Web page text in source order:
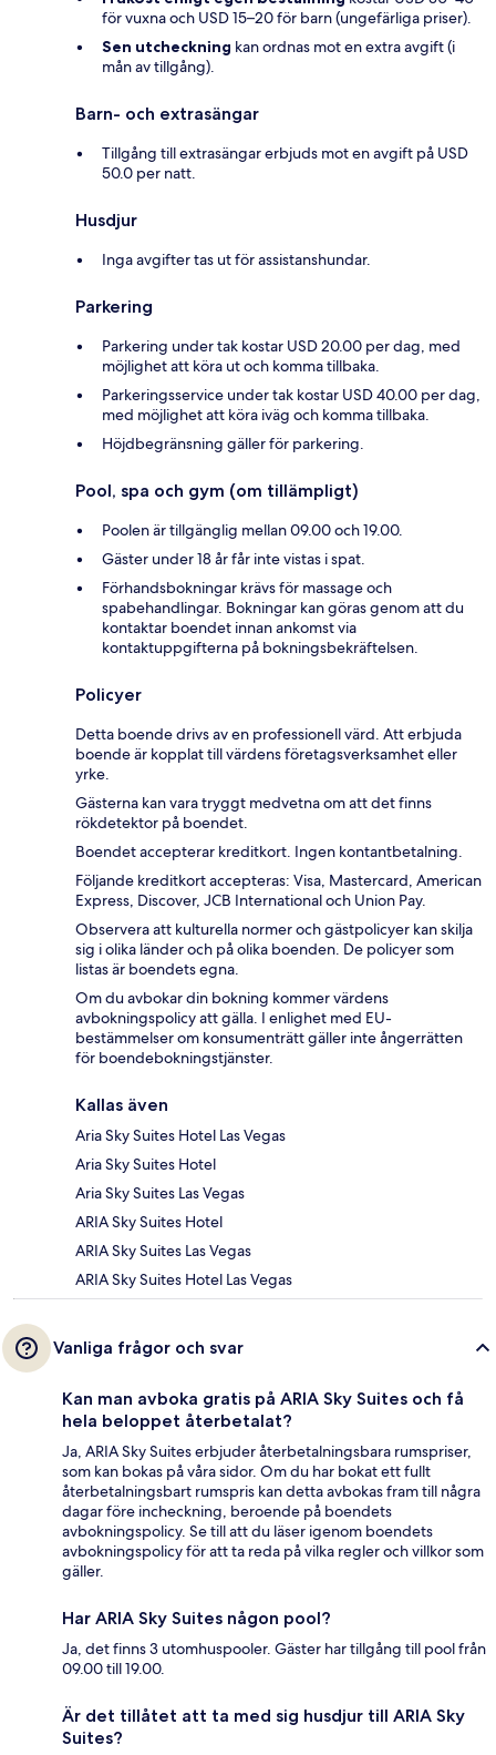
för vuxna och USD 15–20 för barn (ungefärliga priser).
Sen utcheckning kan ordnas mot en extra avgift (i
mån av tillgång).
Barn- och extrasängar
Tillgång till extrasängar erbjuds mot en avgift på USD
50.0 per natt.
Husdjur
Inga avgifter tas ut för assistanshundar.
Parkering
Parkering under tak kostar USD 20.00 per dag, med
möjlighet att köra ut och komma tillbaka.
Parkeringsservice under tak kostar USD 40.00 per dag,
med möjlighet att köra iväg och komma tillbaka.
Höjdbegränsning gäller för parkering.
Pool, spa och gym (om tillämpligt)
Poolen är tillgänglig mellan 09.00 och 19.00.
Gäster under 18 år får inte vistas i spat.
Förhandsbokningar krävs för massage och
spabehandlingar. Bokningar kan göras genom att du
kontaktar boendet innan ankomst via
kontaktuppgifterna på bokningsbekräftelsen.
Policyer
Detta boende drivs av en professionell värd. Att erbjuda
boende är kopplat till värdens företagsverksamhet eller
yrke.
Gästerna kan vara tryggt medvetna om att det finns
rökdetektor på boendet.
Boendet accepterar kreditkort. Ingen kontantbetalning.
Följande kreditkort accepteras: Visa, Mastercard, American
Express, Discover, JCB International och Union Pay.
Observera att kulturella normer och gästpolicyer kan skilja
sig i olika länder och på olika boenden. De policyer som
listas är boendets egna.
Om du avbokar din bokning kommer värdens
avbokningspolicy att gälla. I enlighet med EU-
bestämmelser om konsumenträtt gäller inte ångerrätten
för boendebokningstjänster.
Kallas även
Aria Sky Suites Hotel Las Vegas
Aria Sky Suites Hotel
Aria Sky Suites Las Vegas
ARIA Sky Suites Hotel
ARIA Sky Suites Las Vegas
ARIA Sky Suites Hotel Las Vegas
Vanliga frågor och svar
Kan man avboka gratis på ARIA Sky Suites och få
hela beloppet återbetalat?
Ja, ARIA Sky Suites erbjuder återbetalningsbara rumspriser,
som kan bokas på våra sidor. Om du har bokat ett fullt
återbetalningsbart rumspris kan detta avbokas fram till några
dagar före incheckning, beroende på boendets
avbokningspolicy. Se till att du läser igenom boendets
avbokningspolicy för att ta reda på vilka regler och villkor som
gäller.
Har ARIA Sky Suites någon pool?
Ja, det finns 3 utomhuspooler. Gäster har tillgång till pool från
09.00 till 19.00.
Är det tillåtet att ta med sig husdjur till ARIA Sky
Suites?